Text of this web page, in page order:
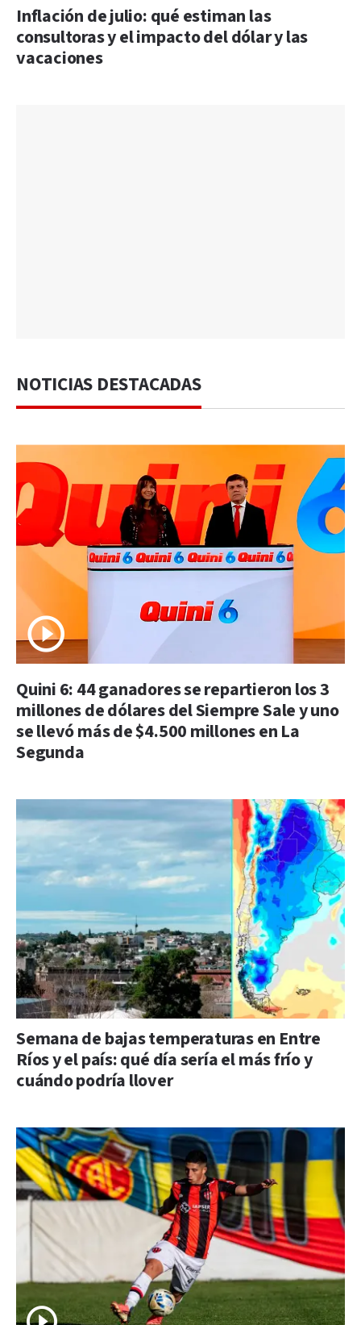
Inflación de julio: qué estiman las
consultoras y el impacto del dólar y las
vacaciones
NOTICIAS DESTACADAS
Quini 6: 44 ganadores se repartieron los 3
millones de dólares del Siempre Sale y uno
se llevó más de $4.500 millones en La
Segunda
Semana de bajas temperaturas en Entre
Ríos y el país: qué día sería el más frío y
cuándo podría llover